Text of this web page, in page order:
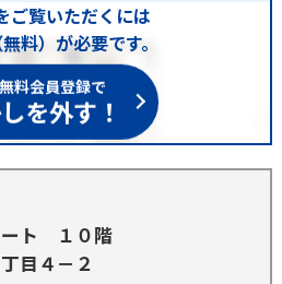
ご覧いただくには
料）が必要です。
料会員登録で
を外す！
ート １０階
目４－２